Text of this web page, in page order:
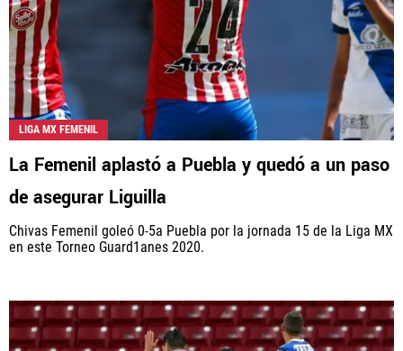
LIGA MX FEMENIL
La Femenil aplastó a Puebla y quedó a un paso
de asegurar Liguilla
Chivas Femenil goleó 0-5a Puebla por la jornada 15 de la Liga MX
en este Torneo Guard1anes 2020.